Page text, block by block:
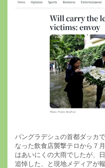
バングラデシュの首都ダッカ
なった飲食店襲撃テロから７
はあいにくの大雨でしたが、
追悼した、と現地メディアが報